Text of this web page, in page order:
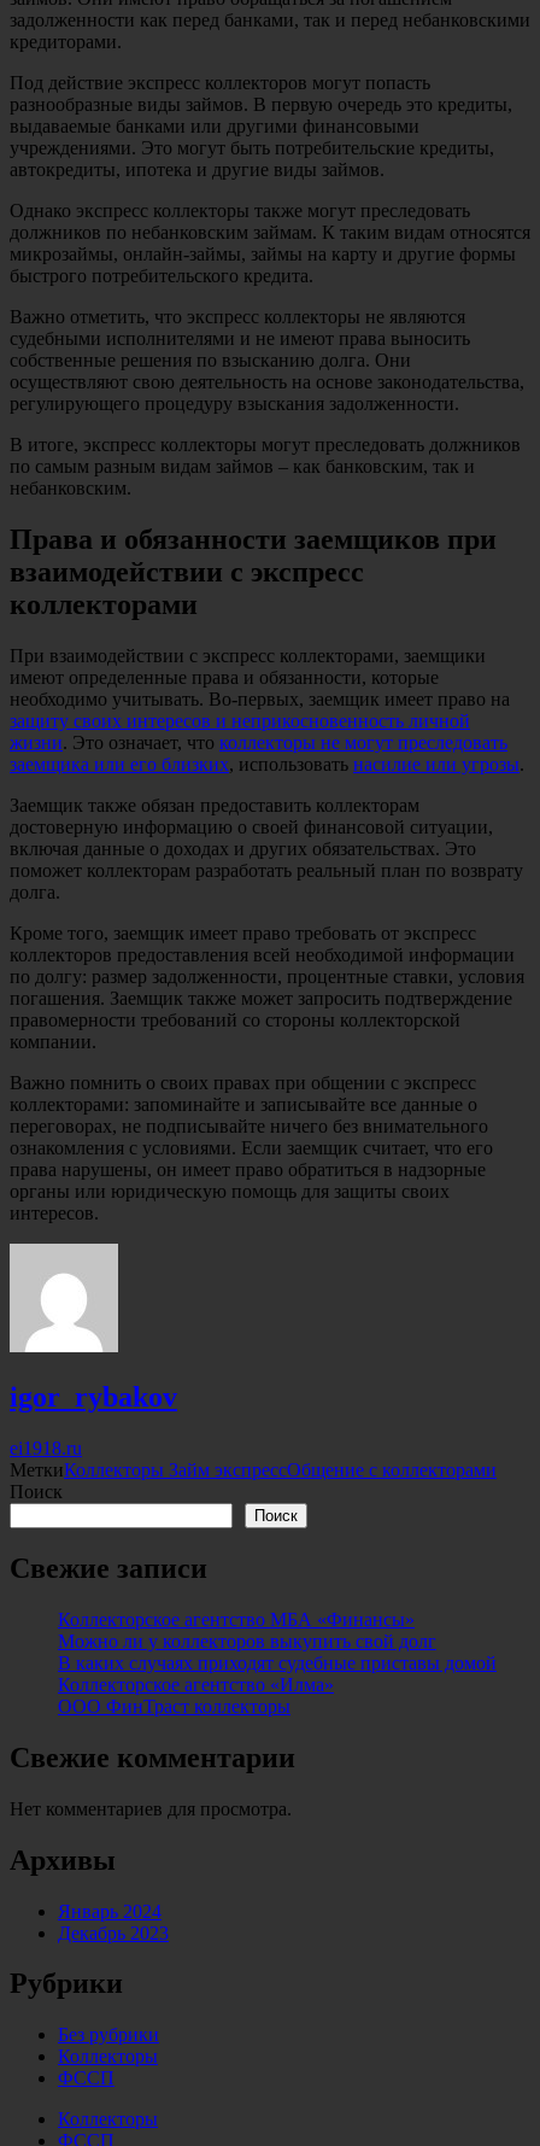
задолженности как перед банками, так и перед небанковскими
кредиторами.
Под действие экспресс коллекторов могут попасть
разнообразные виды займов. В первую очередь это кредиты,
выдаваемые банками или другими финансовыми
учреждениями. Это могут быть потребительские кредиты,
автокредиты, ипотека и другие виды займов.
Однако экспресс коллекторы также могут преследовать
должников по небанковским займам. К таким видам относятся
микрозаймы, онлайн-займы, займы на карту и другие формы
быстрого потребительского кредита.
Важно отметить, что экспресс коллекторы не являются
судебными исполнителями и не имеют права выносить
собственные решения по взысканию долга. Они
осуществляют свою деятельность на основе законодательства,
регулирующего процедуру взыскания задолженности.
В итоге, экспресс коллекторы могут преследовать должников
по самым разным видам займов – как банковским, так и
небанковским.
Права и обязанности заемщиков при
взаимодействии с экспресс
коллекторами
При взаимодействии с экспресс коллекторами, заемщики
имеют определенные права и обязанности, которые
необходимо учитывать. Во-первых, заемщик имеет право на
защиту своих интересов и неприкосновенность личной
жизни. Это означает, что коллекторы не могут преследовать
заемщика или его близких, использовать насилие или угрозы.
Заемщик также обязан предоставить коллекторам
достоверную информацию о своей финансовой ситуации,
включая данные о доходах и других обязательствах. Это
поможет коллекторам разработать реальный план по возврату
долга.
Кроме того, заемщик имеет право требовать от экспресс
коллекторов предоставления всей необходимой информации
по долгу: размер задолженности, процентные ставки, условия
погашения. Заемщик также может запросить подтверждение
правомерности требований со стороны коллекторской
компании.
Важно помнить о своих правах при общении с экспресс
коллекторами: запоминайте и записывайте все данные о
переговорах, не подписывайте ничего без внимательного
ознакомления с условиями. Если заемщик считает, что его
права нарушены, он имеет право обратиться в надзорные
органы или юридическую помощь для защиты своих
интересов.
igor_rybakov
ei1918.ru
МеткиКоллекторы Займ экспрессОбщение с коллекторами
Поиск
Поиск
Свежие записи
Коллекторское агентство МБА «Финансы»
Можно ли у коллекторов выкупить свой долг
В каких случаях приходят судебные приставы домой
Коллекторское агентство «Илма»
ООО ФинТраст коллекторы
Свежие комментарии
Нет комментариев для просмотра.
Архивы
Январь 2024
Декабрь 2023
Рубрики
Без рубрики
Коллекторы
ФССП
Коллекторы
ФССП